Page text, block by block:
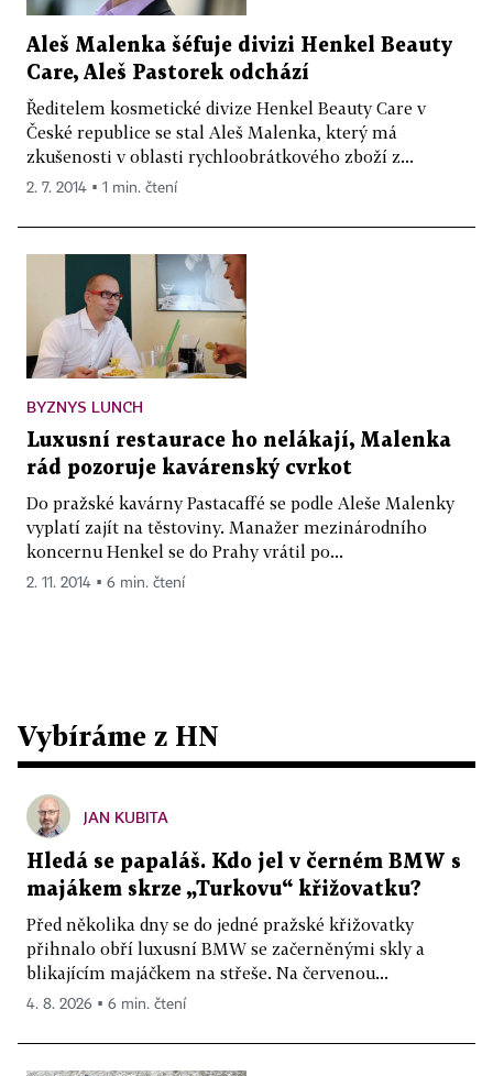
Aleš Malenka šéfuje divizi Henkel Beauty
Care, Aleš Pastorek odchází
Ředitelem kosmetické divize Henkel Beauty Care v
České republice se stal Aleš Malenka, který má
zkušenosti v oblasti rychloobrátkového zboží z...
2. 7. 2014 ▪ 1 min. čtení
BYZNYS LUNCH
Luxusní restaurace ho nelákají, Malenka
rád pozoruje kavárenský cvrkot
Do pražské kavárny Pastacaffé se podle Aleše Malenky
vyplatí zajít na těstoviny. Manažer mezinárodního
koncernu Henkel se do Prahy vrátil po...
2. 11. 2014 ▪ 6 min. čtení
Vybíráme z HN
JAN KUBITA
Hledá se papaláš. Kdo jel v černém BMW s
majákem skrze „Turkovu“ křižovatku?
Před několika dny se do jedné pražské křižovatky
přihnalo obří luxusní BMW se začerněnými skly a
blikajícím majáčkem na střeše. Na červenou...
4. 8. 2026 ▪ 6 min. čtení